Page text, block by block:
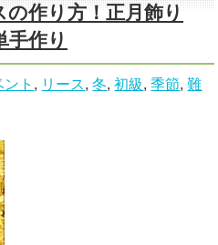
の作り方！正月飾り
手作り
ント , リース,冬,初級,季節,難